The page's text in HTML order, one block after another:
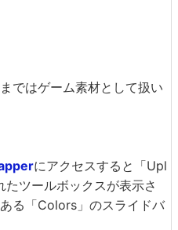
ではゲーム素材として扱い
にアクセスすると「Upl
ツールボックスが表示さ
る「Colors」のスライドバ